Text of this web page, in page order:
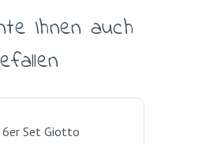
Ihnen auch